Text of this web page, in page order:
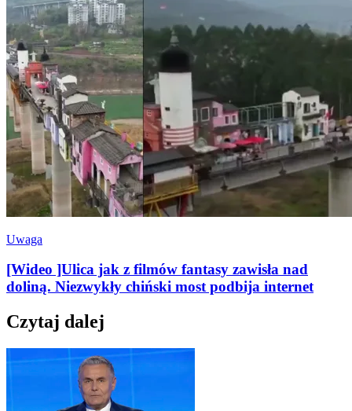
Uwaga
[Wideo ]Ulica jak z filmów fantasy zawisła nad
doliną. Niezwykły chiński most podbija internet
Czytaj dalej